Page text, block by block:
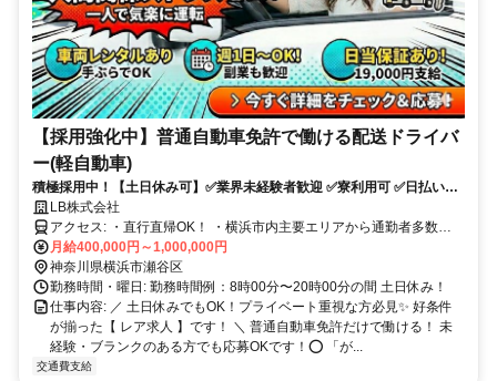
【採用強化中】普通自動車免許で働ける配送ドライバ
ー(軽自動車)
積極採用中！【土日休み可】✅業界未経験者歓迎 ✅寮利用可 ✅日払いOK
✅車両リース可！✅配送件数少なめ
LB株式会社
アクセス: ・直行直帰OK！ ・横浜市内主要エリアから通勤者多数
（横浜駅・桜木町駅・関内駅・新横浜駅・戸塚駅・鶴見駅・上大岡
駅・菊名駅） ・利用路線も豊富 （京浜東北線・東海道線・横須賀
線・東横線・ブルーライン など） ・複数路線からアクセス可能で、
通勤しやすい環境です！
月給400,000円～1,000,000円
神奈川県横浜市瀬谷区
勤務時間・曜日: 勤務時間例：8時00分〜20時00分の間 土日休み！
仕事内容: ／ 土日休みでもOK！プライベート重視な方必見✨ 好条件
が揃った【 レア求人 】です！ ＼ 普通自動車免許だけで働ける！ 未
経験・ブランクのある方でも応募OKです！⭕️ 「が...
交通費支給